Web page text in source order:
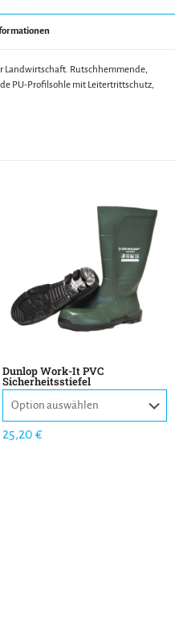
Landwirtschaft. Rutschhemmende,
PU-Profilsohle mit Leitertrittschutz,
Dunlop Work-It PVC
Sicherheitsstiefel
25,20 €